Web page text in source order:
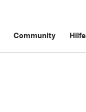
Community Hilfe